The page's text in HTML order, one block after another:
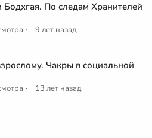
Бодхгая. По следам Хранителей
· 9 лет назад
Чакры в социальной
· 13 лет назад